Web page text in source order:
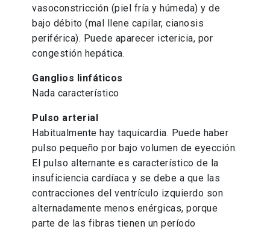
vasoconstricción (piel fría y húmeda) y de
bajo débito (mal llene capilar, cianosis
periférica). Puede aparecer ictericia, por
congestión hepática.
Ganglios linfáticos
Nada característico
Pulso arterial
Habitualmente hay taquicardia. Puede haber
pulso pequeño por bajo volumen de eyección.
El pulso alternante es característico de la
insuficiencia cardíaca y se debe a que las
contracciones del ventrículo izquierdo son
alternadamente menos enérgicas, porque
parte de las fibras tienen un período